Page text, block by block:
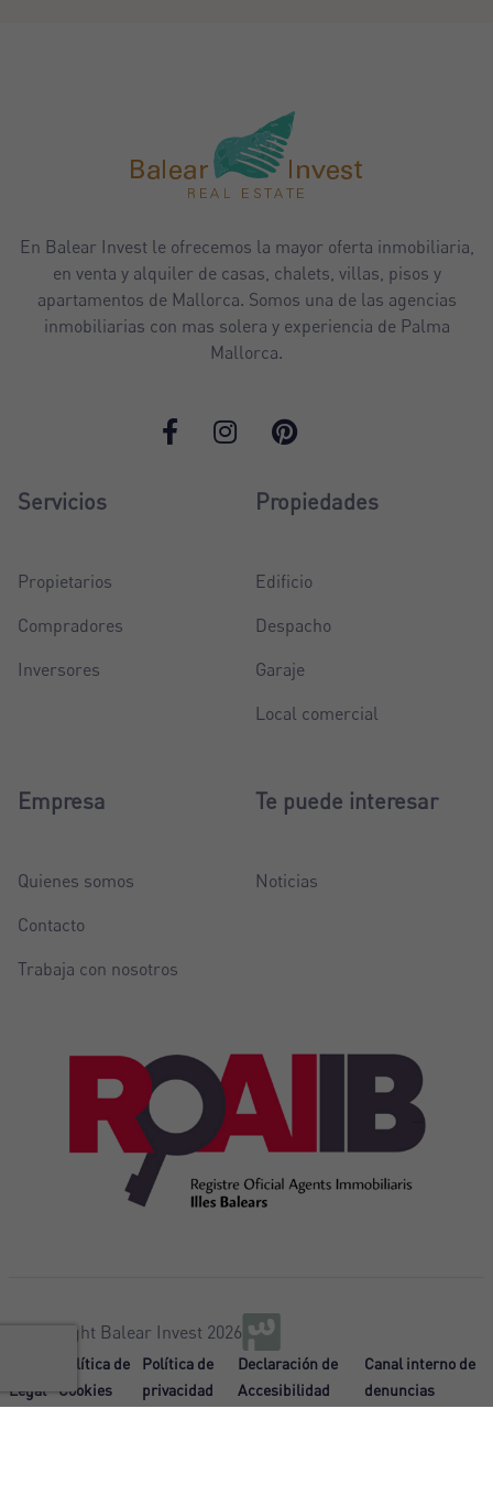
En Balear Invest le ofrecemos la mayor oferta inmobiliaria,
en venta y alquiler de casas, chalets, villas, pisos y
apartamentos de Mallorca. Somos una de las agencias
inmobiliarias con mas solera y experiencia de Palma
Mallorca.
Servicios
Propietarios
Compradores
Inversores
Propiedades
Edificio
Despacho
Garaje
Local comercial
Empresa
Quienes somos
Contacto
Trabaja con nosotros
Te puede interesar
Noticias
@Copyright Balear Invest 2026
Legal
Política de
Cookies
Política de
privacidad
Declaración de
Accesibilidad
Canal interno de
denuncias